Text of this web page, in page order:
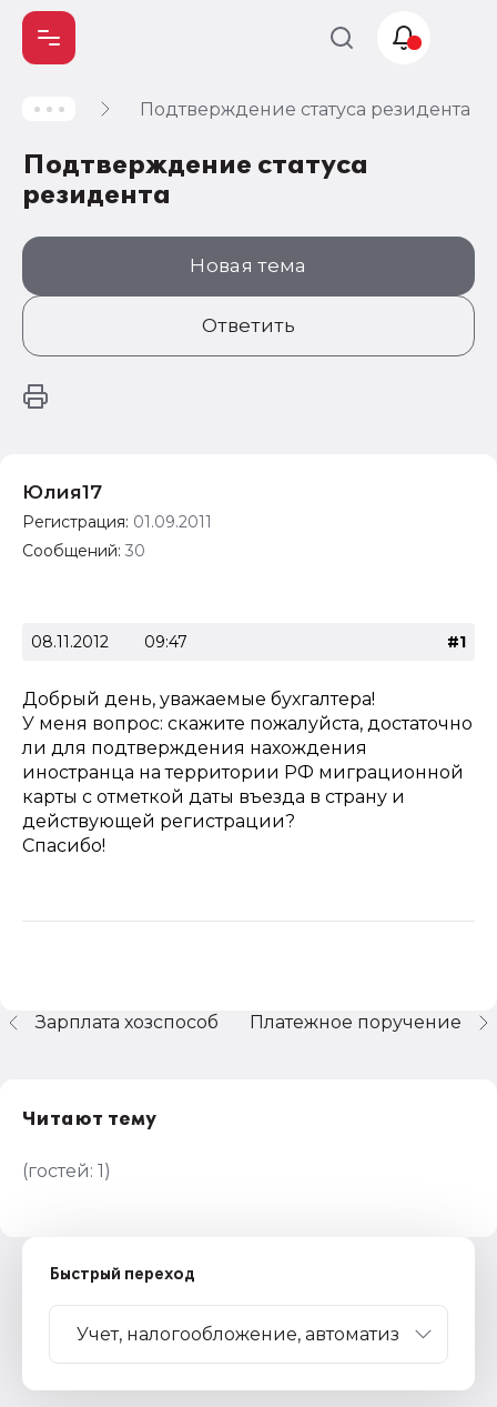
Подтверждение статуса резидента
Подтверждение статуса
резидента
Новая тема
Ответить
Юлия17
Регистрация: 01.09.2011
Сообщений: 30
08.11.2012 09:47 #1
Добрый день, уважаемые бухгалтера!
У меня вопрос: скажите пожалуйста, достаточно
ли для подтверждения нахождения
иностранца на территории РФ миграционной
карты с отметкой даты въезда в страну и
действующей регистрации?
Спасибо!
Платежное поручение
Зарплата хозспособ
Читают тему
(гостей: 1)
Быстрый переход
Учет и
Автоматизация